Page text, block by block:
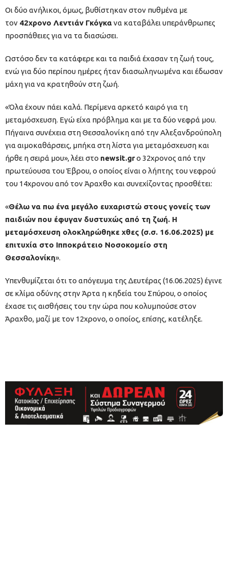
Οι δύο ανήλικοι, όμως, βυθίστηκαν στον πυθμένα με
τον 42χρονο Λεντιάν Γκόγκανα καταβάλει υπεράνθρωπες
προσπάθειες για να τα διασώσει.
Ωστόσο δεν τα κατάφερε και τα παιδιά έχασαν τη ζωή τους,
ενώ για δύο περίπου ημέρες ήταν διασωληνωμένα και έδωσαν
μάχη για να κρατηθούν στη ζωή.
«Όλα έχουν πάει καλά. Περίμενα αρκετό καιρό για τη
μεταμόσχευση. Εγώ είχα πρόβλημα και με τα δύο νεφρά μου.
Πήγαινα συνέχεια στη Θεσσαλονίκη από την Αλεξανδρούπολη
για αιμοκαθάρσεις, μπήκα στη λίστα για μεταμόσχευση και
ήρθε η σειρά μου», λέει στο newsit.gro 32χρονος από την
πρωτεύουσα του Έβρου, ο οποίος είναι ο λήπτης του νεφρού
του 14χρονου από τον Άραχθο και συνεχίζοντας προσθέτει:
«Θέλω να πω ένα μεγάλο ευχαριστώ στους γονείς των
παιδιών που έφυγαν δυστυχώς από τη ζωή. H
μεταμόσχευση ολοκληρώθηκε χθες (σ.σ. 16.06.2025) με
επιτυχία στο Ιπποκράτειο Νοσοκομείο στη
Θεσσαλονίκη».
Υπενθυμίζεται ότι το απόγευμα της Δευτέρας (16.06.2025) έγινε
σε κλίμα οδύνης στην Άρτα η κηδεία του Σπύρου, ο οποίος
έχασε τις αισθήσεις του την ώρα που κολυμπούσε στον
Άραχθο, μαζί με τον 12χρονο, ο οποίος, επίσης, κατέληξε.